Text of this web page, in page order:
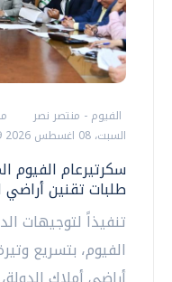
الفيوم - منتصر نصر
السبت، 08 اغسطس 2026 01:19 م
سكرتيرعام الفيوم
طلبات تقنين أراضي
تنفيذاً لتوجيهات
الفيوم، بتسريع